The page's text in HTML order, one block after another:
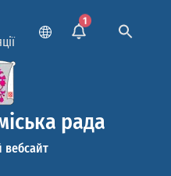
1
рада
вебсайт